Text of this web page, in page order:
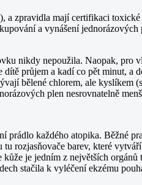
a zpravidla mají certifikaci toxické
a vynášení jednorázových
nikdy nepoužila. Naopak, pro
průjem a kadí co pět minut, a
bělené chlorem, ale kyslíkem
plen nesrovnatelně
prádlo každého atopika. Běžné
rozjasňovače barev, které
je jedním z největších orgánů
stačila k vyléčení ekzému